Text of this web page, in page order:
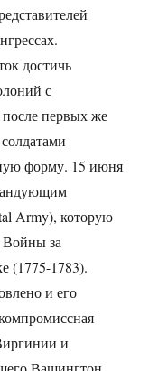
достичь
с
первых же
форму. 15 июня
Army), которую
Войны за
(1775-1783).
и его
и